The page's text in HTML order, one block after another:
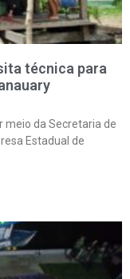
técnica para
meio da Secretaria de
Estadual de